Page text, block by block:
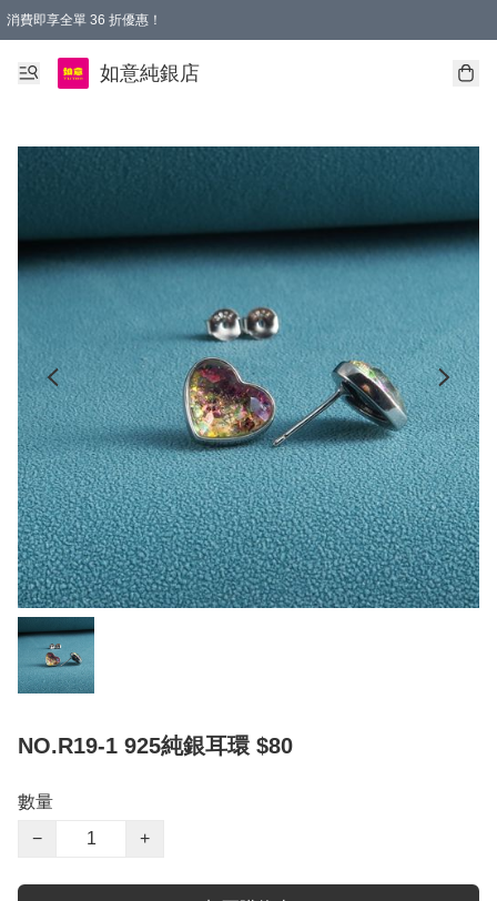
消費即享全單 36 折優惠！
購物满$50，全國包郵。Free shopping on orders over $50.
如意純銀店
NO.R19-1 925純銀耳環 $80
數量
−
+